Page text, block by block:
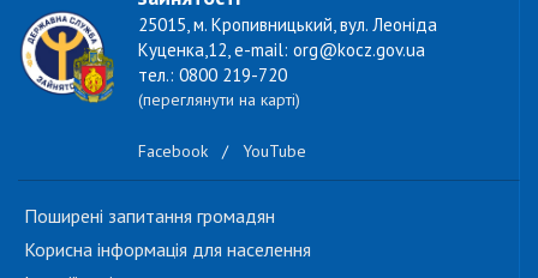
25015, м. Кропивницький, вул. Леоніда
Куценка,12, e-mail: org@kocz.gov.ua
тел.: 0800 219-720
(переглянути на карті)
Facebook / YouTube
Поширені запитання громадян
Корисна інформація для населення